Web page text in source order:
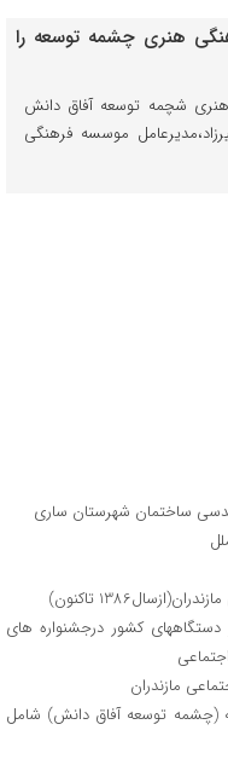
شچمه توسعه آفاق دانش
موسسه فرهنگی
ساختمان شهرستان ساری
تاکنون)
کشور درجشنواره های
مازندران
توسعه آفاق دانش) شامل